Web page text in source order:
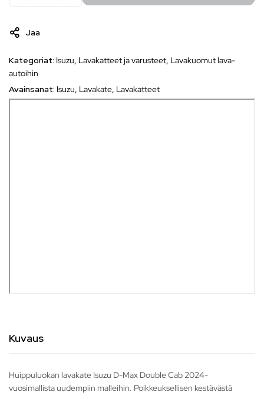
Jaa
Kategoriat: Isuzu, Lavakatteet ja varusteet, Lavakuomut lava-
autoihin
Avainsanat: Isuzu, Lavakate, Lavakatteet
Kuvaus
Huippuluokan lavakate Isuzu D-Max Double Cab 2024-
vuosimallista uudempiin malleihin. Poikkeuksellisen kestävästä